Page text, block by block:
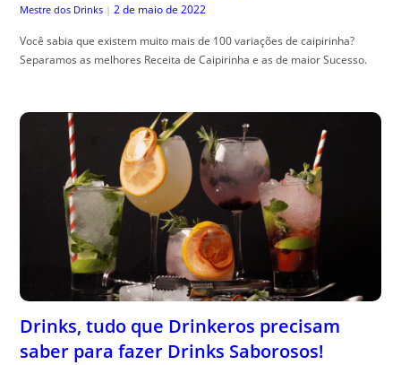
Mestre dos Drinks | 2 de maio de 2022
Você sabia que existem muito mais de 100 variações de caipirinha?
Separamos as melhores Receita de Caipirinha e as de maior Sucesso.
Drinks, tudo que Drinkeros precisam
saber para fazer Drinks Saborosos!